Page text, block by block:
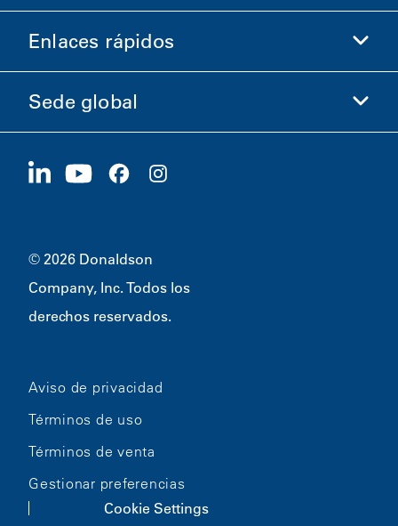
Información de la empresa
Carreras
Enlaces rápidos
Inversionistas
Sostenibilidad
Sede global
1400 W 94th Street
© 2026 Donaldson
Company, Inc. Todos los
derechos reservados.
Aviso de privacidad
Términos de uso
Términos de venta
Gestionar preferencias
Cookie Settings